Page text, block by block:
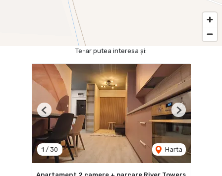
Te-ar putea interesa și:
1 / 30 Harta
Previous Next